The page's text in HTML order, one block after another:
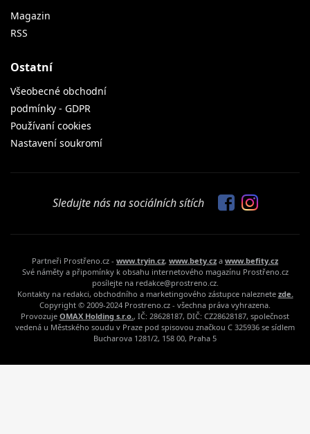
Magazin
RSS
Ostatní
Všeobecné obchodní
podmínky - GDPR
Používaní cookies
Nastavení soukromí
Sledujte nás na sociálních sítích
Partneři Prostřeno.cz - www.tryin.cz, www.bety.cz a www.befity.cz
Své náměty a připomínky k obsahu internetového magazínu Prostřeno.cz
posílejte na redakce@prostreno.cz.
Kontakty na redakci, obchodního a marketingového zástupce naleznete zde.
Copyright © 2009-2024 Prostreno.cz - všechna práva vyhrazena.
Provozuje OMAX Holding s.r.o., IČ: 28628187, DIČ: CZ28628187, společnost
vedená u Městského soudu v Praze pod spisovou značkou C 325936 se sídlem
Bucharova 1281/2, 158 00, Praha 5